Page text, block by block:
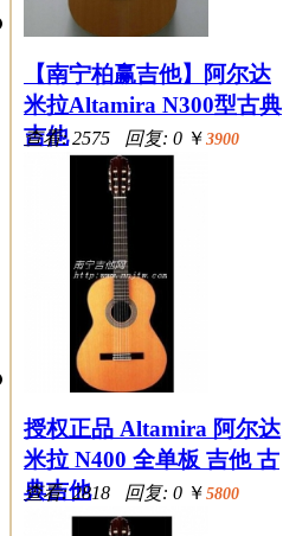
【南宁柏赢吉他】阿尔达
米拉Altamira N300型古典
吉他
查看: 2575 回复: 0 ￥ 3900
授权正品 Altamira 阿尔达
米拉 N400 全单板 吉他 古
典吉他
查看: 2818 回复: 0 ￥ 5800